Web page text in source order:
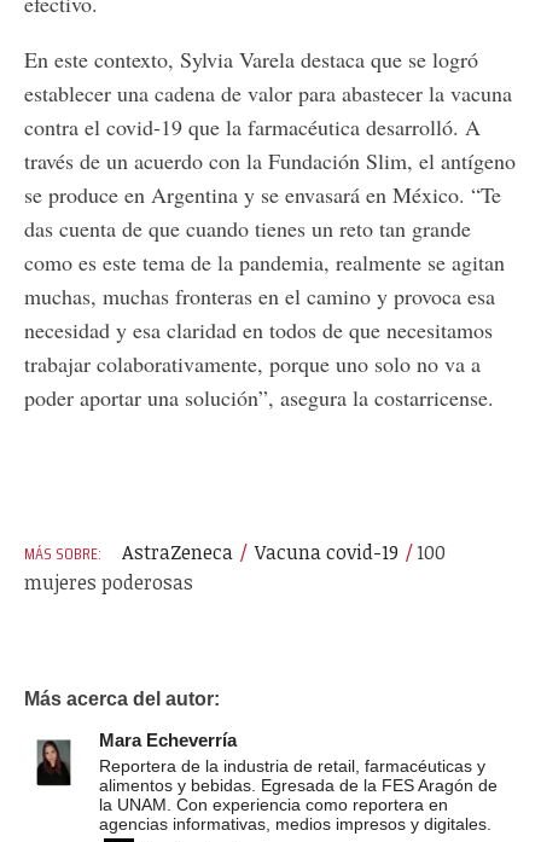
En este contexto, Sylvia Varela destaca que se logró
establecer una cadena de valor para abastecer la vacuna
contra el covid-19 que la farmacéutica desarrolló. A
través de un acuerdo con la Fundación Slim, el antígeno
se produce en Argentina y se envasará en México. “Te
das cuenta de que cuando tienes un reto tan grande
como es este tema de la pandemia, realmente se agitan
muchas, muchas fronteras en el camino y provoca esa
necesidad y esa claridad en todos de que necesitamos
trabajar colaborativamente, porque uno solo no va a
poder aportar una solución”, asegura la costarricense.
AstraZeneca Vacuna covid-19
100
mujeres poderosas
Más acerca del autor:
Mara Echeverría
Reportera de la industria de retail, farmacéuticas y
alimentos y bebidas. Egresada de la FES Aragón de
la UNAM. Con experiencia como reportera en
agencias informativas, medios impresos y digitales.